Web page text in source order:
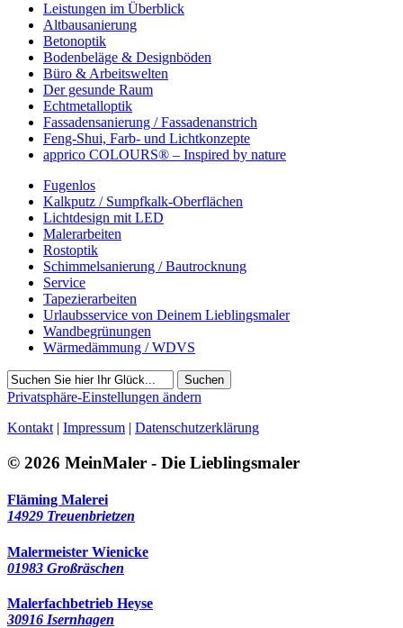
Leistungen im Überblick
Altbausanierung
Betonoptik
Bodenbeläge & Designböden
Büro & Arbeitswelten
Der gesunde Raum
Echtmetalloptik
Fassadensanierung / Fassadenanstrich
Feng-Shui, Farb- und Lichtkonzepte
apprico COLOURS® – Inspired by nature
Fugenlos
Kalkputz / Sumpfkalk-Oberflächen
Lichtdesign mit LED
Malerarbeiten
Rostoptik
Schimmelsanierung / Bautrocknung
Service
Tapezierarbeiten
Urlaubsservice von Deinem Lieblingsmaler
Wandbegrünungen
Wärmedämmung / WDVS
Suchen
Privatsphäre-Einstellungen ändern
Kontakt| Impressum | Datenschutzerklärung
© 2026 MeinMaler - Die Lieblingsmaler
Fläming Malerei
14929 Treuenbrietzen
Malermeister Wienicke
01983 Großräschen
Malerfachbetrieb Heyse
30916 Isernhagen